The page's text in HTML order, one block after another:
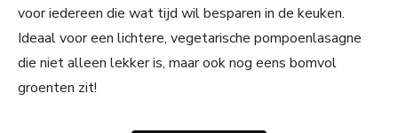
voor iedereen die wat tijd wil besparen in de keuken.
Ideaal voor een lichtere, vegetarische pompoenlasagne
die niet alleen lekker is, maar ook nog eens bomvol
groenten zit!